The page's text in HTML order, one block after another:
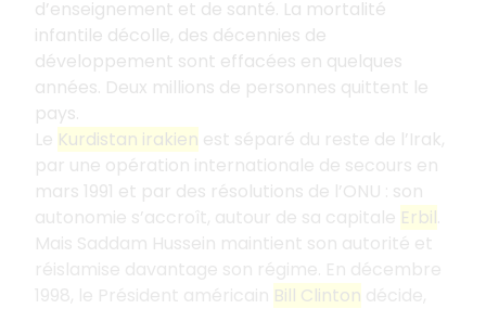
d’enseignement et de santé. La mortalité
infantile décolle, des décennies de
développement sont effacées en quelques
années. Deux millions de personnes quittent le
pays.
Le Kurdistan irakien est séparé du reste de l’Irak,
par une opération internationale de secours en
mars 1991 et par des résolutions de l’ONU : son
autonomie s’accroît, autour de sa capitale Erbil
Mais Saddam Hussein maintient son autorité et
réislamise davantage son régime. En décembre
Bill Clinton